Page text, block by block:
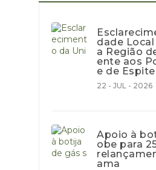
dade Local
a Região
ente aos
e de
22 - JUL - 2026
Apoio à
obe para
ama